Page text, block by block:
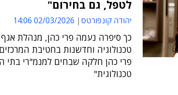
לטפל, גם בחירום"
יהודה קונפורטס 02/03/2026 14:06
כך סיפרה נעמה פרי כהן, מנהלת
טכנולוגיה וחדשנות בחטיבת
פרי כהן חלקה שבחים למנמ"רי בתי
טכנולוגית"